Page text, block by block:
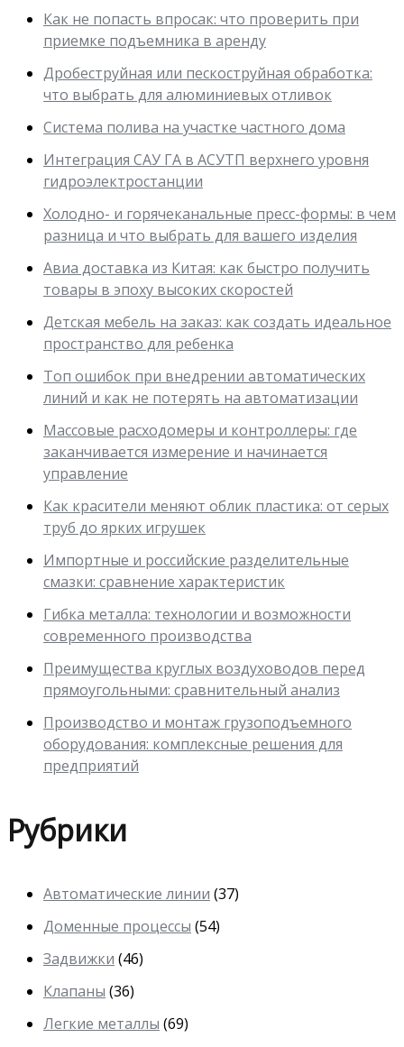
Как не попасть впросак: что проверить при
приемке подъемника в аренду
Дробеструйная или пескоструйная обработка:
что выбрать для алюминиевых отливок
Система полива на участке частного дома
Интеграция САУ ГА в АСУТП верхнего уровня
гидроэлектростанции
Холодно- и горячеканальные пресс-формы: в чем
разница и что выбрать для вашего изделия
Авиа доставка из Китая: как быстро получить
товары в эпоху высоких скоростей
Детская мебель на заказ: как создать идеальное
пространство для ребенка
Топ ошибок при внедрении автоматических
линий и как не потерять на автоматизации
Массовые расходомеры и контроллеры: где
заканчивается измерение и начинается
управление
Как красители меняют облик пластика: от серых
труб до ярких игрушек
Импортные и российские разделительные
смазки: сравнение характеристик
Гибка металла: технологии и возможности
современного производства
Преимущества круглых воздуховодов перед
прямоугольными: сравнительный анализ
Производство и монтаж грузоподъемного
оборудования: комплексные решения для
предприятий
Рубрики
Автоматические линии (37)
Доменные процессы (54)
Задвижки (46)
Клапаны (36)
Легкие металлы (69)